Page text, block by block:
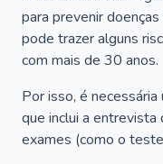
para prevenir
pode trazer alguns
com mais de 30 anos.
Por isso, é
que inclui a entrevista
exames (como o